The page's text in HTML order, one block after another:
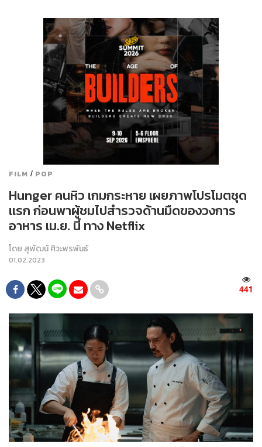
FILM / POP
Hunger คนหิว เกมกระหาย เผยภาพโปรโมตชุด
แรก ก่อนพาผู้ชมไปสำรวจด้านมืดของวงการ
อาหาร เม.ย. นี้ ทาง Netflix
โดย สุพัฒน์ ศิวะพรพันธ์
01.02.2023
441